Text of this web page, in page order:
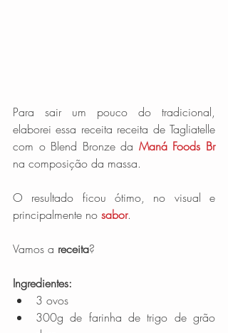
Para sair um pouco do tradicional,
elaborei essa receita receita de Tagliatelle
com o Blend Bronze da Maná Foods Br
na composição da massa.
O resultado ficou ótimo, no visual e
principalmente no sabor.
Vamos a receita?
Ingredientes:
3 ovos
300g de farinha de trigo de grão